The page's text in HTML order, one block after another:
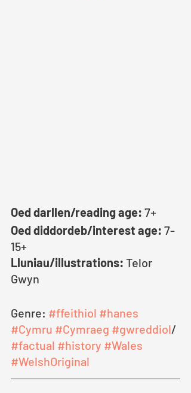
Oed darllen/reading age: 7+
Oed diddordeb/interest age: 7-
15+
Lluniau/illustrations: Telor
Gwyn
Genre: #ffeithiol #hanes
#Cymru #Cymraeg #gwreddiol/
#factual #history #Wales
#WelshOriginal